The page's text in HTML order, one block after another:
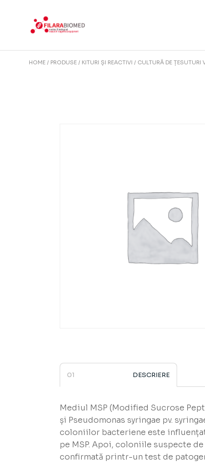
HOME PRODUSE KITURI ȘI REACTIVI CULTURĂ DE ȚESUTURI
DESCRIERE
Mediul MSP (Modified Sucrose
și Pseudomonas syringae pv.
coloniilor bacteriene este
pe MSP. Apoi, coloniile suspecte
confirmată printr-un test de